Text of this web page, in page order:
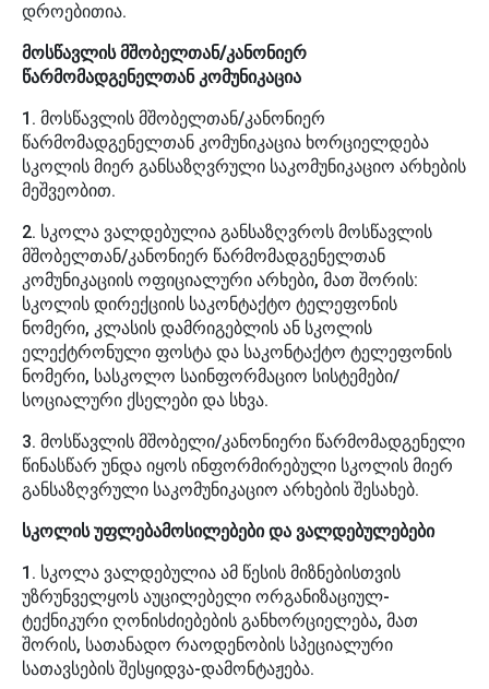
დროებითია.
მოსწავლის მშობელთან/კანონიერ
წარმომადგენელთან კომუნიკაცია
1. მოსწავლის მშობელთან/კანონიერ
წარმომადგენელთან კომუნიკაცია ხორციელდება
სკოლის მიერ განსაზღვრული საკომუნიკაციო არხების
მეშვეობით.
2. სკოლა ვალდებულია განსაზღვროს მოსწავლის
მშობელთან/კანონიერ წარმომადგენელთან
კომუნიკაციის ოფიციალური არხები, მათ შორის:
სკოლის დირექციის საკონტაქტო ტელეფონის
ნომერი, კლასის დამრიგებლის ან სკოლის
ელექტრონული ფოსტა და საკონტაქტო ტელეფონის
ნომერი, სასკოლო საინფორმაციო სისტემები/
სოციალური ქსელები და სხვა.
3. მოსწავლის მშობელი/კანონიერი წარმომადგენელი
წინასწარ უნდა იყოს ინფორმირებული სკოლის მიერ
განსაზღვრული საკომუნიკაციო არხების შესახებ.
სკოლის უფლებამოსილებები და ვალდებულებები
1. სკოლა ვალდებულია ამ წესის მიზნებისთვის
უზრუნველყოს აუცილებელი ორგანიზაციულ-
ტექნიკური ღონისძიებების განხორციელება, მათ
შორის, სათანადო რაოდენობის სპეციალური
სათავსების შესყიდვა-დამონტაჟება.